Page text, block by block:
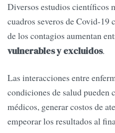
Diversos estudios científicos
cuadros severos de Covid-19
de los contagios aumentan
vulnerables y excluidos.
Las interacciones entre
condiciones de salud
médicos, generar costos de
empeorar los resultados al